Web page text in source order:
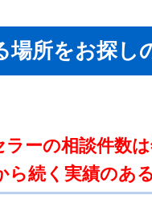
場所をお探し
ラーの相談件数
ら続く実績のあ